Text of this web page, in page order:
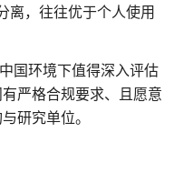
离，往往优于个人使用
国环境下值得深入评估
严格合规要求、且愿意
研究单位。